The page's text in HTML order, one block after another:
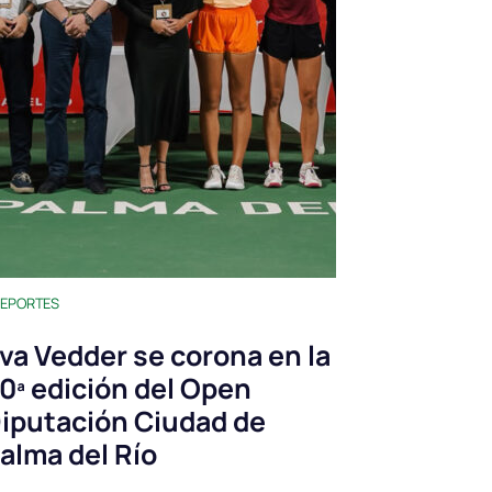
Vedder se corona en la
edición del Open
Ciudad de
del Río